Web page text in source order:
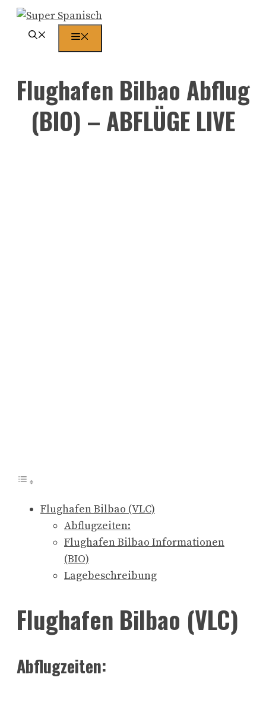
Zum
Inhalt
Flughafen Bilbao Abflug
(BIO) – ABFLÜGE LIVE
Flughafen Bilbao (VLC)
Abflugzeiten:
Flughafen Bilbao Informationen
(BIO)
Lagebeschreibung
Flughafen Bilbao (VLC)
Abflugzeiten: